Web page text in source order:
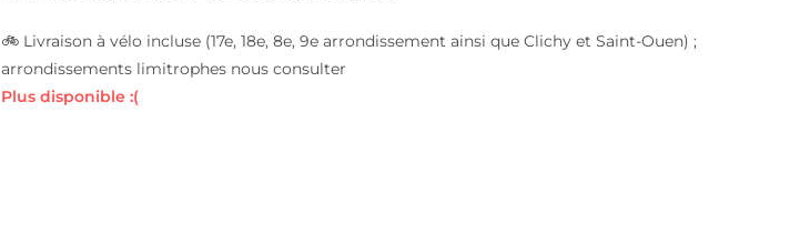
🚲 Livraison à vélo incluse (17e, 18e, 8e, 9e arrondissement ainsi que Clichy et Saint-Ouen) ;
arrondissements limitrophes nous consulter
Plus disponible :(